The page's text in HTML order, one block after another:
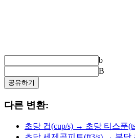
b
B
공유하기
다른 변환:
초당 컵(cup/s) → 초당 티스푼